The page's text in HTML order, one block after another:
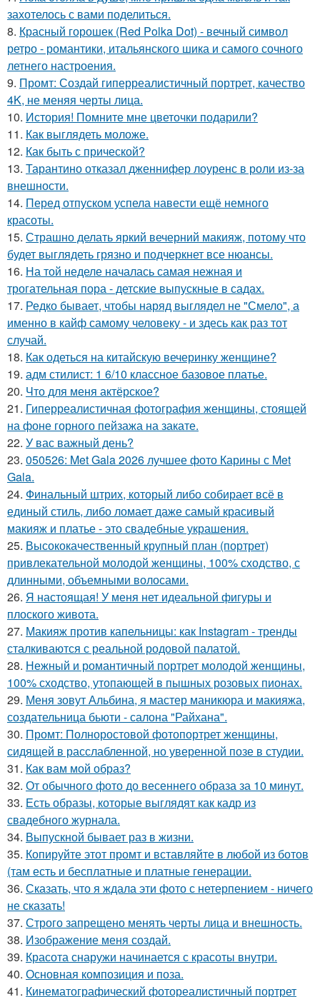
захотелось с вами поделиться.
8. Красный горошек (Red Polka Dot) - вечный символ
ретро - романтики, итальянского шика и самого сочного
летнего настроения.
9. Промт: Создай гиперреалистичный портрет, качество
4K, не меняя черты лица.
10. История! Помните мне цветочки подарили?
11. Как выглядеть моложе.
12. Как быть с прической?
13. Тарантино отказал дженнифер лоуренс в роли из-за
внешности.
14. Перед отпуском успела навести ещё немного
красоты.
15. Страшно делать яркий вечерний макияж, потому что
будет выглядеть грязно и подчеркнет все нюансы.
16. На той неделе началась самая нежная и
трогательная пора - детские выпускные в садах.
17. Редко бывает, чтобы наряд выглядел не "Смело", а
именно в кайф самому человеку - и здесь как раз тот
случай.
18. Как одеться на китайскую вечеринку женщине?
19. адм стилист: 1 6/10 классное базовое платье.
20. Что для меня актёрское?
21. Гиперреалистичная фотография женщины, стоящей
на фоне горного пейзажа на закате.
22. У вас важный день?
23. 050526: Met Gala 2026 лучшее фото Карины с Met
Gala.
24. Финальный штрих, который либо собирает всё в
единый стиль, либо ломает даже самый красивый
макияж и платье - это свадебные украшения.
25. Высококачественный крупный план (портрет)
привлекательной молодой женщины, 100% сходство, с
длинными, объемными волосами.
26. Я настоящая! У меня нет идеальной фигуры и
плоского живота.
27. Макияж против капельницы: как Instagram - тренды
сталкиваются с реальной родовой палатой.
28. Нежный и романтичный портрет молодой женщины,
100% сходство, утопающей в пышных розовых пионах.
29. Меня зовут Альбина, я мастер маникюра и макияжа,
создательница бьюти - салона "Райхана".
30. Промт: Полноростовой фотопортрет женщины,
сидящей в расслабленной, но уверенной позе в студии.
31. Как вам мой образ?
32. От обычного фото до весеннего образа за 10 минут.
33. Есть образы, которые выглядят как кадр из
свадебного журнала.
34. Выпускной бывает раз в жизни.
35. Копируйте этот промт и вставляйте в любой из ботов
(там есть и бесплатные и платные генерации.
36. Сказать, что я ждала эти фото с нетерпением - ничего
не сказать!
37. Строго запрещено менять черты лица и внешность.
38. Изображение меня создай.
39. Красота снаружи начинается с красоты внутри.
40. Основная композиция и поза.
41. Кинематографический фотореалистичный портрет